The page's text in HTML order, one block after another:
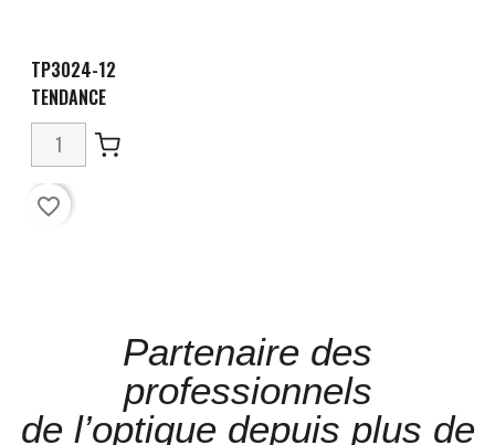
TP3024-12
TENDANCE
favorite_border
Partenaire des
professionnels
de l’optique depuis plus de